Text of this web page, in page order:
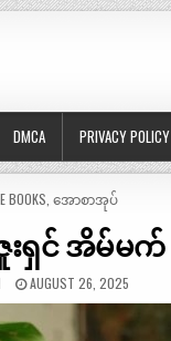
DMCA PRIVACY POLICY
BOOKS ,အောစာအုပ်
းရှင် အိမ်မက်
AUGUST 26, 2025